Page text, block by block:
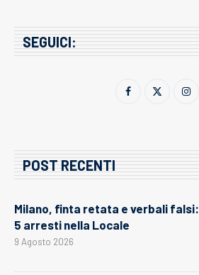
SEGUICI:
POST RECENTI
Milano, finta retata e verbali falsi:
5 arresti nella Locale
9 Agosto 2026